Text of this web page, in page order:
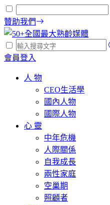
贊助我們
會員登入
人 物
CEO生活學
國內人物
國際人物
心 靈
中年危機
人際關係
自我成長
兩性家庭
空巢期
照顧者